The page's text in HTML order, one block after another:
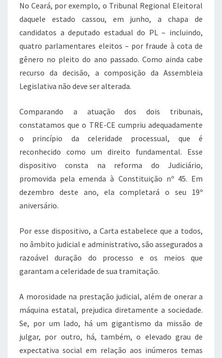
No Ceará, por exemplo, o Tribunal Regional Eleitoral
daquele estado cassou, em junho, a chapa de
candidatos a deputado estadual do PL – incluindo,
quatro parlamentares eleitos – por fraude à cota de
gênero no pleito do ano passado. Como ainda cabe
recurso da decisão, a composição da Assembleia
Legislativa não deve ser alterada.
Comparando a atuação dos dois tribunais,
constatamos que o TRE-CE cumpriu adequadamente
o princípio da celeridade processual, que é
reconhecido como um direito fundamental. Esse
dispositivo consta na reforma do Judiciário,
promovida pela emenda à Constituição nº 45. Em
dezembro deste ano, ela completará o seu 19º
aniversário.
Por esse dispositivo, a Carta estabelece que a todos,
no âmbito judicial e administrativo, são assegurados a
razoável duração do processo e os meios que
garantam a celeridade de sua tramitação.
A morosidade na prestação judicial, além de onerar a
máquina estatal, prejudica diretamente a sociedade.
Se, por um lado, há um gigantismo da missão de
julgar, por outro, há, também, o elevado grau de
expectativa social em relação aos inúmeros temas